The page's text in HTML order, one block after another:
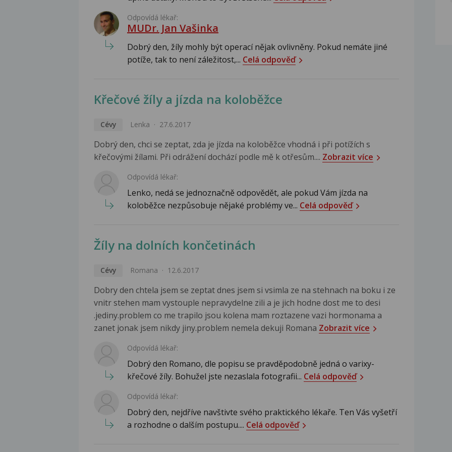
Odpovídá lékař:
MUDr. Jan Vašinka
Dobrý den, žíly mohly být operací nějak ovlivněny. Pokud nemáte jiné
potíže, tak to není záležitost,... Celá odpověď
Křečové žíly a jízda na koloběžce
Cévy Lenka 27.6.2017
Dobrý den, chci se zeptat, zda je jízda na koloběžce vhodná i při potížích s
křečovými žílami. Při odrážení dochází podle mě k otřesům.... Zobrazit více
Odpovídá lékař:
Lenko, nedá se jednoznačně odpovědět, ale pokud Vám jízda na
koloběžce nezpůsobuje nějaké problémy ve... Celá odpověď
Žíly na dolních končetinách
Cévy Romana 12.6.2017
Dobry den chtela jsem se zeptat dnes jsem si vsimla ze na stehnach na boku i ze
vnitr stehen mam vystouple nepravydelne zili a je jich hodne dost me to desi
.jediny.problem co me trapilo jsou kolena mam roztazene vazi hormonama a
zanet jonak jsem nikdy jiny.problem nemela dekuji Romana Zobrazit více
Odpovídá lékař:
Dobrý den Romano, dle popisu se pravděpodobně jedná o varixy-
křečové žíly. Bohužel jste nezaslala fotografii... Celá odpověď
Odpovídá lékař:
Dobrý den, nejdříve navštivte svého praktického lékaře. Ten Vás vyšetří
a rozhodne o dalším postupu.... Celá odpověď